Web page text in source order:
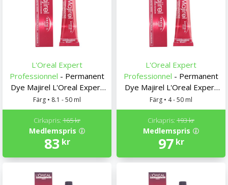
L'Oreal Expert
Professionnel - Permanent
Dye Majirel L'Oreal Expert
Professionnel
Färg • 8.1 - 50 ml
Medlemspris
83 kr
Cirkapris: 165 kr
L'Oreal Expert
Professionnel - Permanent
Dye Majirel L'Oreal Expert
Professionnel
Färg • 4 - 50 ml
Medlemspris
97 kr
Cirkapris: 193 kr